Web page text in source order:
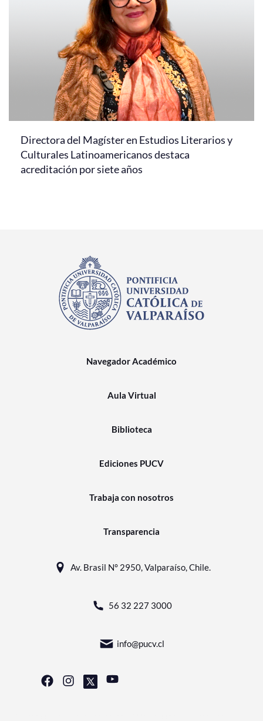
Directora del Magíster en Estudios Literarios y
Culturales Latinoamericanos destaca
acreditación por siete años
Navegador Académico
Aula Virtual
Biblioteca
Ediciones PUCV
Trabaja con nosotros
Transparencia
Av. Brasil N° 2950, Valparaíso, Chile.
56 32 227 3000
info@pucv.cl